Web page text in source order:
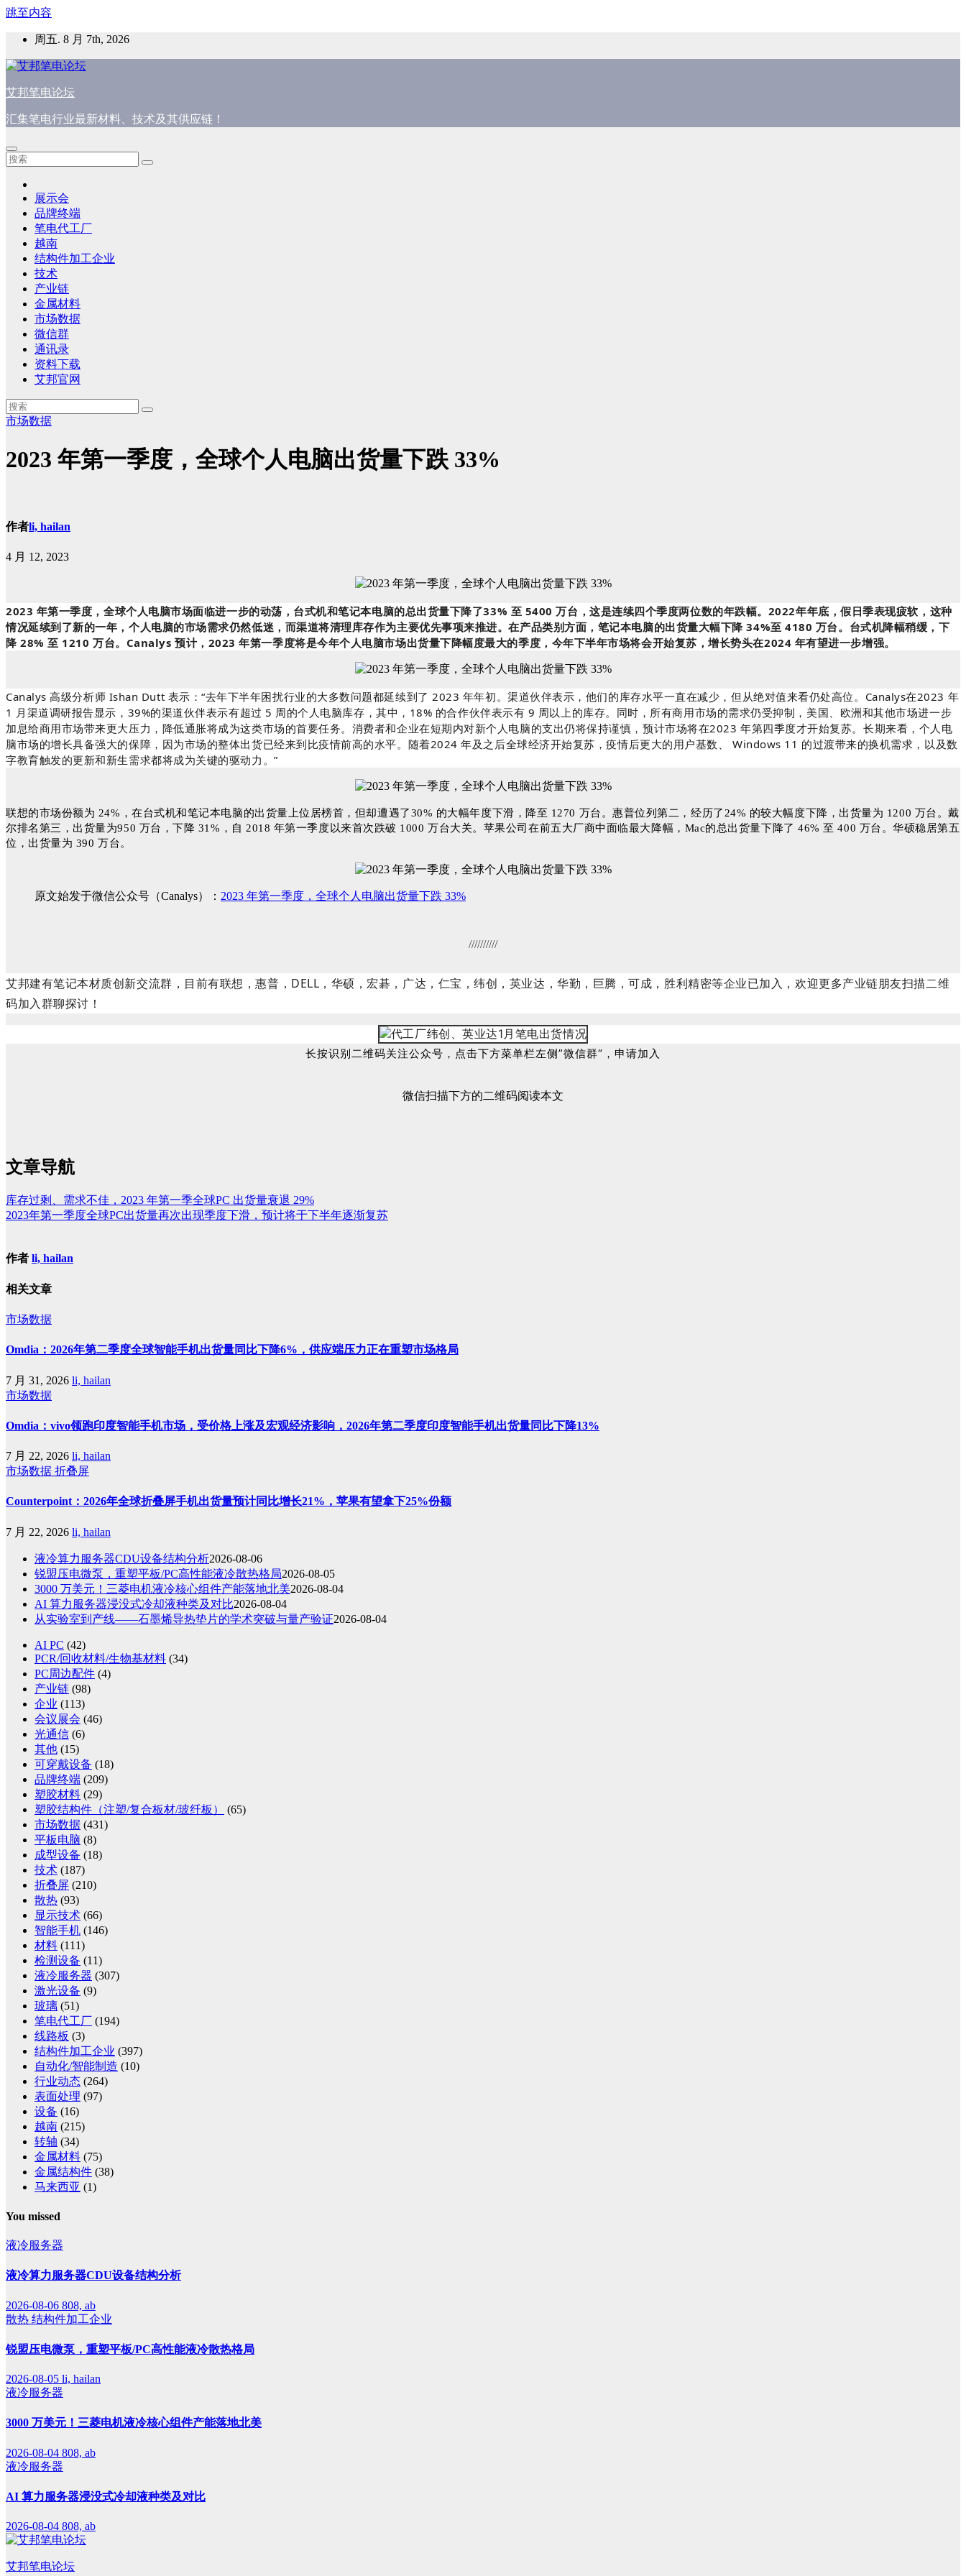
跳至内容
周五. 8 月 7th, 2026
艾邦笔电论坛
汇集笔电行业最新材料、技术及其供应链！
展示会
品牌终端
笔电代工厂
越南
结构件加工企业
技术
产业链
金属材料
市场数据
微信群
通讯录
资料下载
艾邦官网
市场数据
2023 年第一季度，全球个人电脑出货量下跌 33%
作者li, hailan
4 月 12, 2023
2023 年第一季度，全球个人电脑市场面临进一步的动荡，台式机和笔记本电脑的总出货量下降了33% 至 5400 万台，这是连续四个季度两位数的年跌幅。2022年年底，假日季表现疲软，这种
情况延续到了新的一年，个人电脑的市场需求仍然低迷，而渠道将清理库存作为主要优先事项来推进。在产品类别方面，笔记本电脑的出货量大幅下降 34%至 4180 万台。台式机降幅稍缓，下
降 28% 至 1210 万台。Canalys 预计，2023 年第一季度将是今年个人电脑市场出货量下降幅度最大的季度，今年下半年市场将会开始复苏，增长势头在2024 年有望进一步增强。
Canalys 高级分析师 Ishan Dutt 表示：“去年下半年困扰行业的大多数问题都延续到了 2023 年年初。渠道伙伴表示，他们的库存水平一直在减少，但从绝对值来看仍处高位。Canalys在2023 年
1 月渠道调研报告显示，39%的渠道伙伴表示有超过 5 周的个人电脑库存，其中，18% 的合作伙伴表示有 9 周以上的库存。同时，所有商用市场的需求仍受抑制，美国、欧洲和其他市场进一步
加息给商用市场带来更大压力，降低通胀将成为这类市场的首要任务。消费者和企业在短期内对新个人电脑的支出仍将保持谨慎，预计市场将在2023 年第四季度才开始复苏。长期来看，个人电
脑市场的增长具备强大的保障，因为市场的整体出货已经来到比疫情前高的水平。随着2024 年及之后全球经济开始复苏，疫情后更大的用户基数、 Windows 11 的过渡带来的换机需求，以及数
字教育触发的更新和新生需求都将成为关键的驱动力。”
联想的市场份额为 24%，在台式机和笔记本电脑的出货量上位居榜首，但却遭遇了30% 的大幅年度下滑，降至 1270 万台。惠普位列第二，经历了24% 的较大幅度下降，出货量为 1200 万台。戴
尔排名第三，出货量为950 万台，下降 31%，自 2018 年第一季度以来首次跌破 1000 万台大关。苹果公司在前五大厂商中面临最大降幅，Mac的总出货量下降了 46% 至 400 万台。华硕稳居第五
位，出货量为 390 万台。
原文始发于微信公众号（Canalys）： 2023 年第一季度，全球个人电脑出货量下跌 33%
//////////
艾邦建有笔记本材质创新交流群，目前有联想，惠普，DELL，华硕，宏碁，广达，仁宝，纬创，英业达，华勤，巨腾，可成，胜利精密等企业已加入，欢迎更多产业链朋友扫描二维
码加入群聊探讨！
长按识别二维码关注公众号，点击下方菜单栏左侧”微信群“，申请加入
微信扫描下方的二维码阅读本文
文章导航
库存过剩、需求不佳，2023 年第一季全球PC 出货量衰退 29%
​2023年第一季度全球PC出货量再次出现季度下滑，预计将于下半年逐渐复苏
作者 li, hailan
相关文章
市场数据
Omdia：2026年第二季度全球智能手机出货量同比下降6%，供应端压力正在重塑市场格局
7 月 31, 2026 li, hailan
市场数据
Omdia：vivo领跑印度智能手机市场，受价格上涨及宏观经济影响，2026年第二季度印度智能手机出货量同比下降13%
7 月 22, 2026 li, hailan
市场数据 折叠屏
Counterpoint：2026年全球折叠屏手机出货量预计同比增长21%，苹果有望拿下25%份额
7 月 22, 2026 li, hailan
液冷算力服务器CDU设备结构分析2026-08-06
锐盟压电微泵，重塑平板/PC高性能液冷散热格局2026-08-05
3000 万美元！三菱电机液冷核心组件产能落地北美2026-08-04
AI 算力服务器浸没式冷却液种类及对比2026-08-04
从实验室到产线——石墨烯导热垫片的学术突破与量产验证2026-08-04
AI PC (42)
PCR/回收材料/生物基材料 (34)
PC周边配件 (4)
产业链 (98)
企业 (113)
会议展会 (46)
光通信 (6)
其他 (15)
可穿戴设备 (18)
品牌终端 (209)
塑胶材料 (29)
塑胶结构件（注塑/复合板材/玻纤板）
(65)
市场数据 (431)
平板电脑 (8)
成型设备 (18)
技术 (187)
折叠屏 (210)
散热 (93)
显示技术 (66)
智能手机 (146)
材料 (111)
检测设备 (11)
液冷服务器 (307)
激光设备 (9)
玻璃 (51)
笔电代工厂 (194)
线路板 (3)
结构件加工企业 (397)
自动化/智能制造 (10)
行业动态 (264)
表面处理 (97)
设备 (16)
越南 (215)
转轴 (34)
金属材料 (75)
金属结构件 (38)
马来西亚 (1)
You missed
液冷服务器
液冷算力服务器CDU设备结构分析
2026-08-06 808, ab
散热 结构件加工企业
锐盟压电微泵，重塑平板/PC高性能液冷散热格局
2026-08-05 li, hailan
液冷服务器
3000 万美元！三菱电机液冷核心组件产能落地北美
2026-08-04 808, ab
液冷服务器
AI 算力服务器浸没式冷却液种类及对比
2026-08-04 808, ab
艾邦笔电论坛